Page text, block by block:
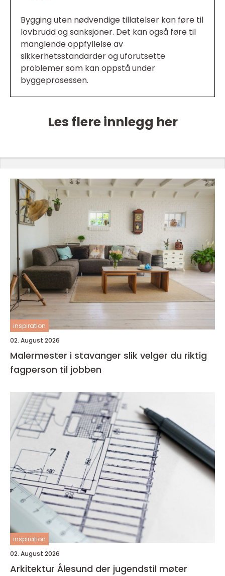
Bygging uten nødvendige tillatelser kan føre til
lovbrudd og sanksjoner. Det kan også føre til
manglende oppfyllelse av
sikkerhetsstandarder og uforutsette
problemer som kan oppstå under
byggeprosessen.
Les flere innlegg her
inspiration
02. August 2026
Malermester i stavanger slik velger du riktig
fagperson til jobben
inspiration
02. August 2026
Arkitektur Ålesund der jugendstil møter